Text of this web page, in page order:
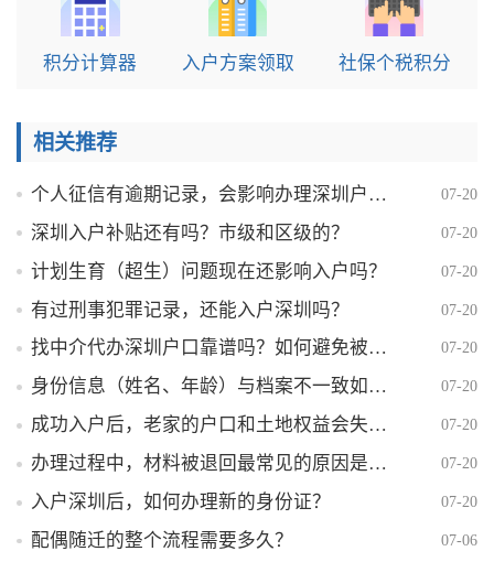
积分计算器 入户方案领取 社保个税积分
相关推荐
个人征信有逾期记录，会影响办理深圳户口吗？ 07-20
深圳入户补贴还有吗？市级和区级的？ 07-20
计划生育（超生）问题现在还影响入户吗？ 07-20
有过刑事犯罪记录，还能入户深圳吗？ 07-20
找中介代办深圳户口靠谱吗？如何避免被骗？ 07-20
身份信息（姓名、年龄）与档案不一致如何解决？ 07-20
成功入户后，老家的户口和土地权益会失去吗？ 07-20
办理过程中，材料被退回最常见的原因是什么？ 07-20
入户深圳后，如何办理新的身份证？ 07-20
配偶随迁的整个流程需要多久？ 07-06